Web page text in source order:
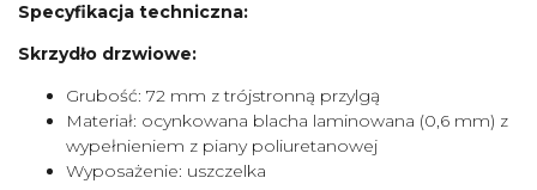
Specyfikacja techniczna:
Skrzydło drzwiowe:
Grubość: 72 mm z trójstronną przylgą
Materiał: ocynkowana blacha laminowana (0,6 mm) z
wypełnieniem z piany poliuretanowej
Wyposażenie: uszczelka